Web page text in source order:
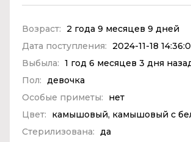
Возраст:
2 года 9 месяцев 9 дней
Дата поступления:
2024-11-18
Выбыла: 1 год 6 месяцев 3 дня
Пол: девочка
Особые приметы:
нет
Цвет:
камышовый, камышовый с
Стерилизована: да